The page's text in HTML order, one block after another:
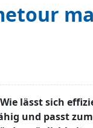
lässt sich
und passt zum